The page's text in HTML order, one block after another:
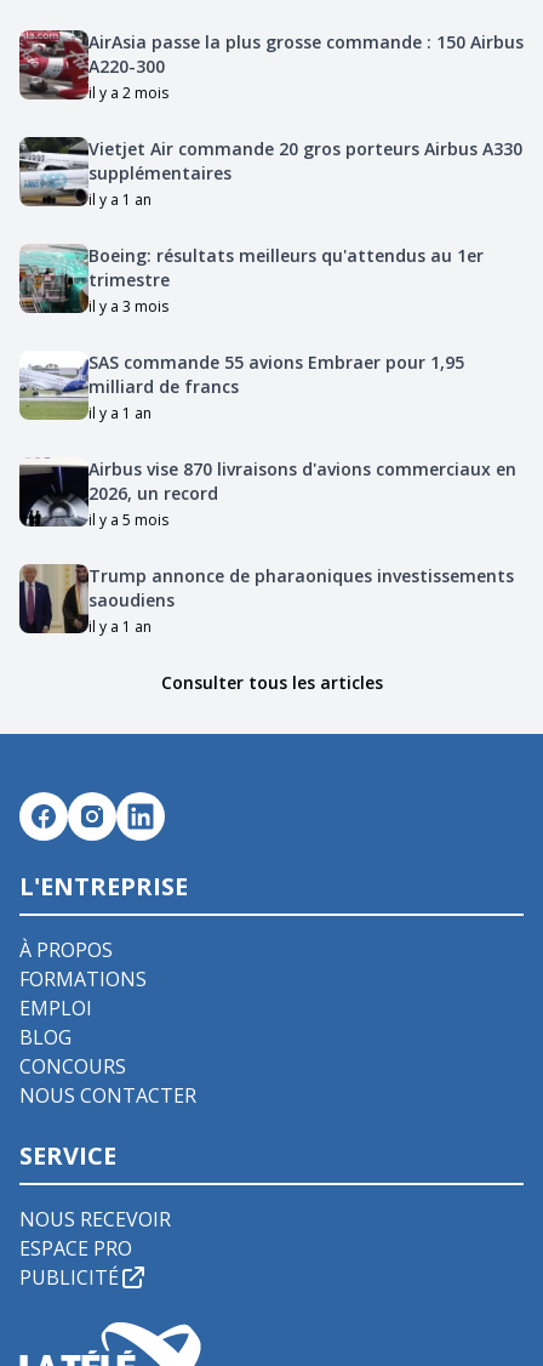
AirAsia passe la plus grosse commande : 150 Airbus
A220-300
il y a 2 mois
Vietjet Air commande 20 gros porteurs Airbus A330
supplémentaires
il y a 1 an
Boeing: résultats meilleurs qu'attendus au 1er
trimestre
il y a 3 mois
SAS commande 55 avions Embraer pour 1,95
milliard de francs
il y a 1 an
Airbus vise 870 livraisons d'avions commerciaux en
2026, un record
il y a 5 mois
Trump annonce de pharaoniques investissements
saoudiens
il y a 1 an
Consulter tous les articles
L'ENTREPRISE
À PROPOS
FORMATIONS
EMPLOI
BLOG
CONCOURS
NOUS CONTACTER
SERVICE
NOUS RECEVOIR
ESPACE PRO
PUBLICITÉ